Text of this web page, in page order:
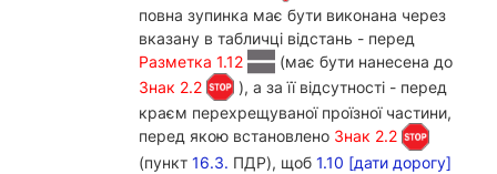
повна зупинка має бути виконана через
вказану в табличці відстань - перед
Разметка 1.12
(має бути нанесена до
Знак 2.2
), а за її відсутності - перед
краєм перехрещуваної проїзної частини,
перед якою встановлено Знак 2.2
(пункт 16.3. ПДР), щоб 1.10 [дати дорогу]